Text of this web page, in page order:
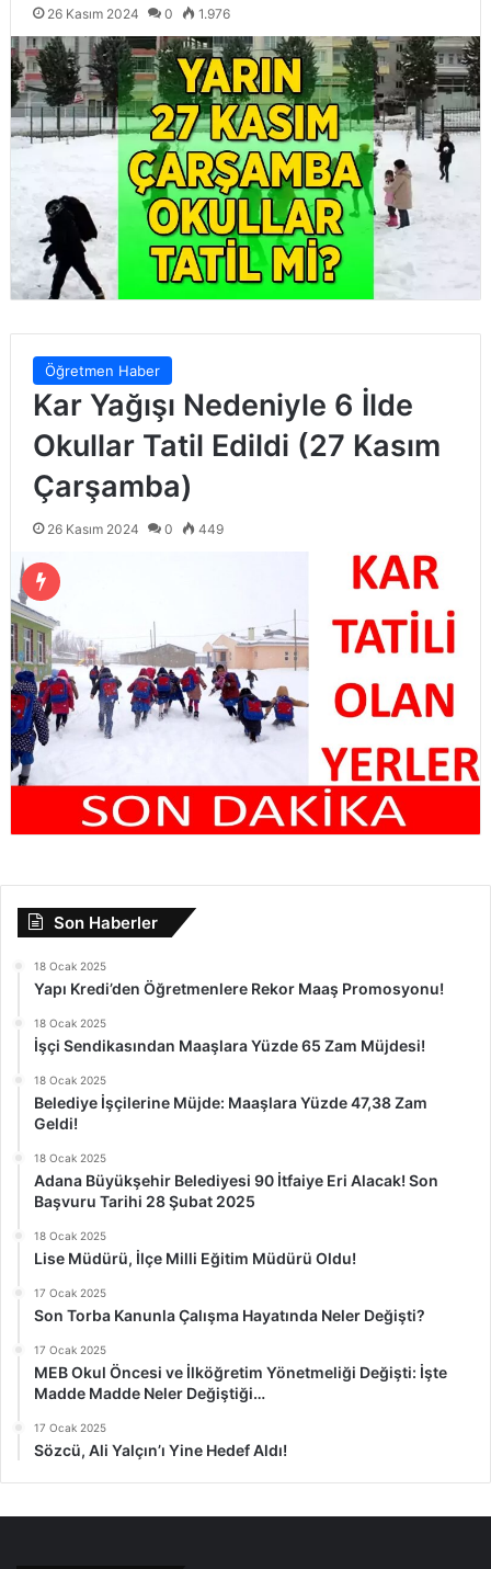
26 Kasım 2024 0 1.976
Öğretmen Haber
Kar Yağışı Nedeniyle 6 İlde
Okullar Tatil Edildi (27 Kasım
Çarşamba)
26 Kasım 2024 0 449
Son Haberler
18 Ocak 2025
Yapı Kredi’den Öğretmenlere Rekor Maaş Promosyonu!
18 Ocak 2025
İşçi Sendikasından Maaşlara Yüzde 65 Zam Müjdesi!
18 Ocak 2025
Belediye İşçilerine Müjde: Maaşlara Yüzde 47,38 Zam
Geldi!
18 Ocak 2025
Adana Büyükşehir Belediyesi 90 İtfaiye Eri Alacak! Son
Başvuru Tarihi 28 Şubat 2025
18 Ocak 2025
Lise Müdürü, İlçe Milli Eğitim Müdürü Oldu!
17 Ocak 2025
Son Torba Kanunla Çalışma Hayatında Neler Değişti?
17 Ocak 2025
MEB Okul Öncesi ve İlköğretim Yönetmeliği Değişti: İşte
Madde Madde Neler Değiştiği…
17 Ocak 2025
Sözcü, Ali Yalçın’ı Yine Hedef Aldı!